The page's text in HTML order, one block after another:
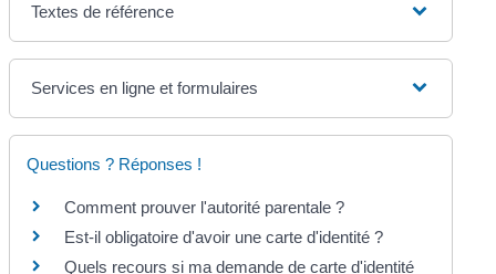
Textes de référence
Services en ligne et formulaires
Questions ? Réponses !
Comment prouver l'autorité parentale ?
Est-il obligatoire d'avoir une carte d'identité ?
Quels recours si ma demande de carte d'identité